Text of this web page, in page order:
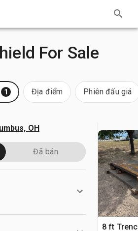
For Sale
1 Địa điểm Phiên đấu giá
OH
Đã bán
8 ft